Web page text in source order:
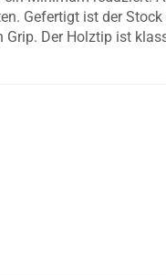
Gefertigt ist der
Grip. Der Holztip ist